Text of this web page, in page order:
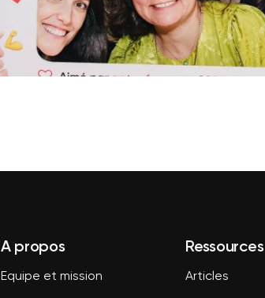
A propos
Equipe et mission
Ressources
Articles